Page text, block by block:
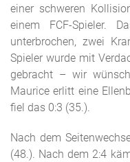
einer schweren
einem FCF-Spieler.
unterbrochen, zwei
Spieler wurde mit
gebracht – wir
Maurice erlitt eine
fiel das 0:3 (35.).
Nach dem
(48.). Nach dem 2:4